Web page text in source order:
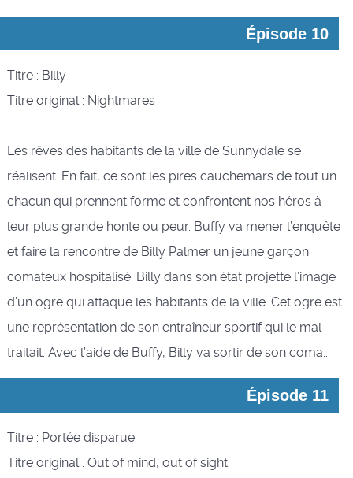
Épisode 10
Titre : Billy
Titre original : Nightmares
Les rêves des habitants de la ville de Sunnydale se
réalisent. En fait, ce sont les pires cauchemars de tout un
chacun qui prennent forme et confrontent nos héros à
leur plus grande honte ou peur. Buffy va mener l’enquête
et faire la rencontre de Billy Palmer un jeune garçon
comateux hospitalisé. Billy dans son état projette l’image
d’un ogre qui attaque les habitants de la ville. Cet ogre est
une représentation de son entraîneur sportif qui le mal
traitait. Avec l’aide de Buffy, Billy va sortir de son coma...
Épisode 11
Titre : Portée disparue
Titre original : Out of mind, out of sight